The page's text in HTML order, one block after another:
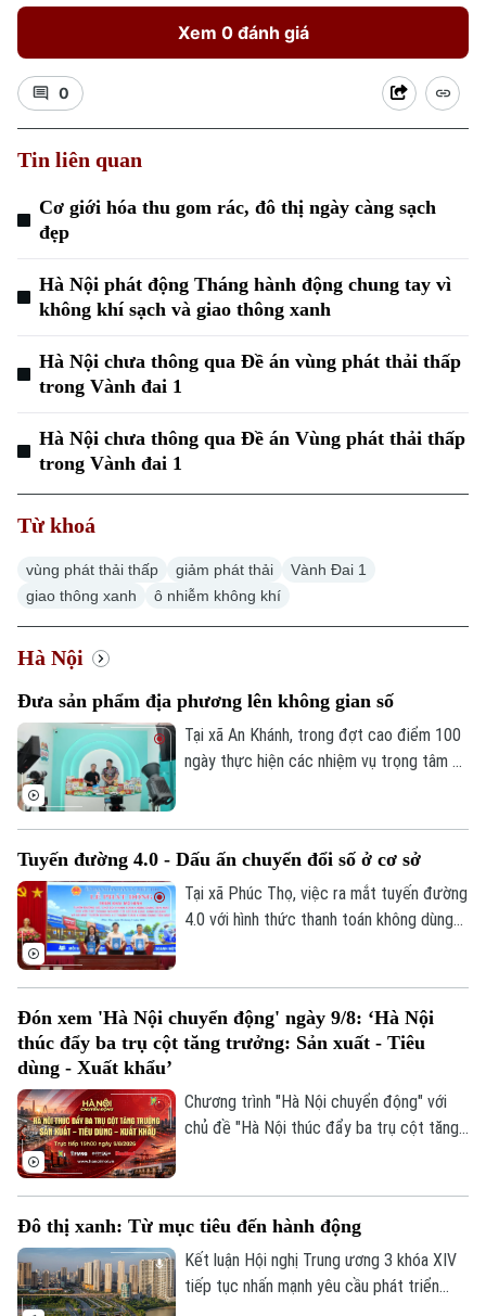
Xu hướng
Thời sự
Hà Nội
Xem 0 đánh giá
0
Tin liên quan
Cơ giới hóa thu gom rác, đô thị ngày càng sạch
đẹp
Hà Nội phát động Tháng hành động chung tay vì
không khí sạch và giao thông xanh
Hà Nội chưa thông qua Đề án vùng phát thải thấp
trong Vành đai 1
Hà Nội chưa thông qua Đề án Vùng phát thải thấp
trong Vành đai 1
Từ khoá
vùng phát thải thấp giảm phát thải
Vành Đai 1
giao thông xanh
ô nhiễm không khí
Hà Nội
Đưa sản phẩm địa phương lên không gian số
Tại xã An Khánh, trong đợt cao điểm 100
ngày thực hiện các nhiệm vụ trọng tâm về
cận thị trường.
Tuyến đường 4.0 - Dấu ấn chuyển đổi số ở cơ sở
Tại xã Phúc Thọ, việc ra mắt tuyến đường
4.0 với hình thức thanh toán không dùng
ngay từ cơ sở.
Đón xem 'Hà Nội chuyển động' ngày 9/8: ‘Hà Nội
thúc đẩy ba trụ cột tăng trưởng: Sản xuất - Tiêu
dùng - Xuất khẩu’
Chương trình "Hà Nội chuyển động" với
chủ đề "Hà Nội thúc đẩy ba trụ cột tăng
hình Hà Nội vào 19h hôm nay, ngày 9/8.
Đô thị xanh: Từ mục tiêu đến hành động
Kết luận Hội nghị Trung ương 3 khóa XIV
tiếp tục nhấn mạnh yêu cầu phát triển